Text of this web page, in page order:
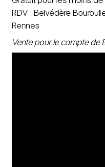
RDV : Belvédère
Rennes
Vente pour le compte de